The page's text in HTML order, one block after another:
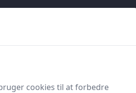
HandyGuiden
cookies til at forbedre